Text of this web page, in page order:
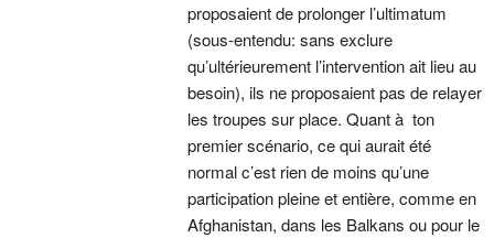
proposaient de prolonger l’ultimatum
(sous-entendu: sans exclure
qu’ultérieurement l’intervention ait lieu au
besoin), ils ne proposaient pas de relayer
les troupes sur place. Quant à ton
premier scénario, ce qui aurait été
normal c’est rien de moins qu’une
participation pleine et entière, comme en
Afghanistan, dans les Balkans ou pour le